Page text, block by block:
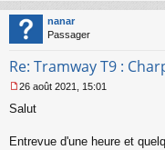
nanar
Passager
Re: Tramway T9 :
e
s
26 août 2021, 15:01
Salut
Entrevue d'une heure et